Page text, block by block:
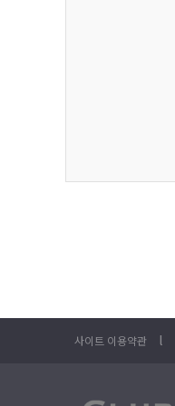
사이트 이용약관 l